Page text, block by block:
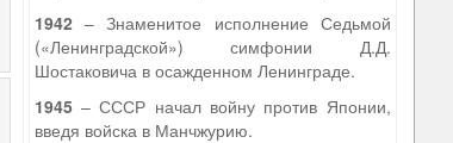
1942– Знаменитое исполнение Седьмой
(«Ленинградской») симфонии Д.Д.
Шостаковича в осажденном Ленинграде.
1945– СССР начал войну против Японии,
введя войска в Манчжурию.